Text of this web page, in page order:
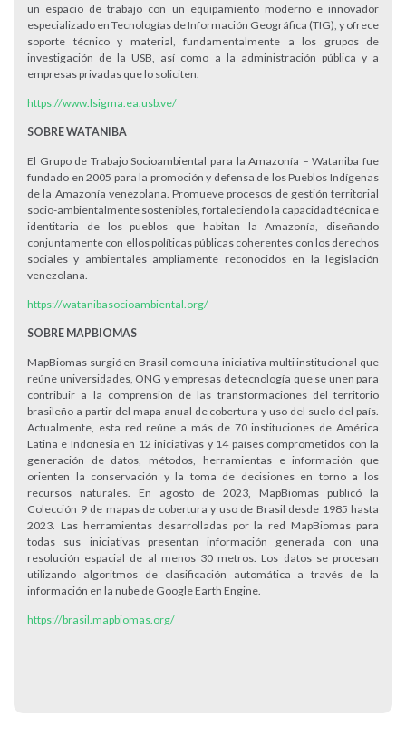
un espacio de trabajo con un equipamiento moderno e innovador
especializado en Tecnologías de Información Geográfica (TIG), y ofrece
soporte técnico y material, fundamentalmente a los grupos de
investigación de la USB, así como a la administración pública y a
empresas privadas que lo soliciten.
https://www.lsigma.ea.usb.ve/
SOBRE WATANIBA
El Grupo de Trabajo Socioambiental para la Amazonía – Wataniba fue
fundado en 2005 para la promoción y defensa de los Pueblos Indígenas
de la Amazonía venezolana. Promueve procesos de gestión territorial
socio-ambientalmente sostenibles, fortaleciendo la capacidad técnica e
identitaria de los pueblos que habitan la Amazonía, diseñando
conjuntamente con ellos políticas públicas coherentes con los derechos
sociales y ambientales ampliamente reconocidos en la legislación
venezolana.
https://watanibasocioambiental.org/
SOBRE MAPBIOMAS
MapBiomas surgió en Brasil como una iniciativa multi institucional que
reúne universidades, ONG y empresas de tecnología que se unen para
contribuir a la comprensión de las transformaciones del territorio
brasileño a partir del mapa anual de cobertura y uso del suelo del país.
Actualmente, esta red reúne a más de 70 instituciones de América
Latina e Indonesia en 12 iniciativas y 14 países comprometidos con la
generación de datos, métodos, herramientas e información que
orienten la conservación y la toma de decisiones en torno a los
recursos naturales. En agosto de 2023, MapBiomas publicó la
Colección 9 de mapas de cobertura y uso de Brasil desde 1985 hasta
2023. Las herramientas desarrolladas por la red MapBiomas para
todas sus iniciativas presentan información generada con una
resolución espacial de al menos 30 metros. Los datos se procesan
utilizando algoritmos de clasificación automática a través de la
información en la nube de Google Earth Engine.
https://brasil.mapbiomas.org/